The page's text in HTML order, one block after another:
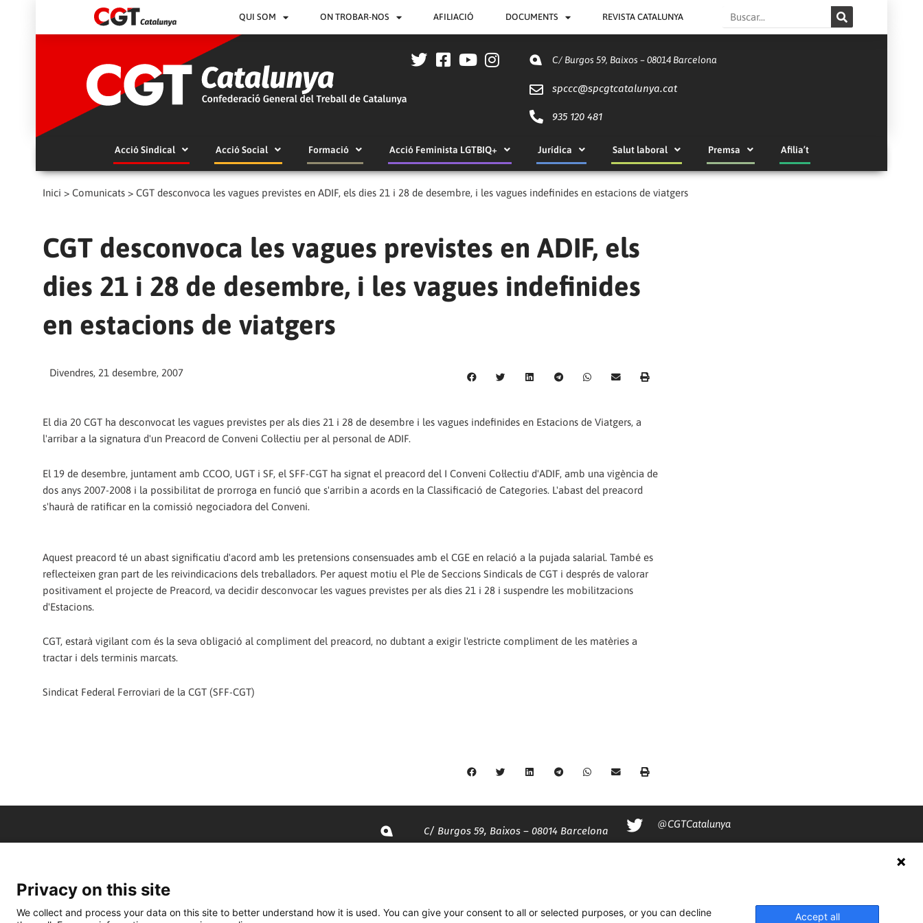
QUI SOM ON TROBAR-NOS AFILIACIÓ DOCUMENTS REVISTA CATALUNYA Search
C/ Burgos 59, Baixos – 08014 Barcelona
spccc@spcgtcatalunya.cat
935 120 481
Acció Sindical Acció Social Formació Acció Feminista LGTBIQ+ Jurídica Salut laboral Premsa Afilia’t
Inici > Comunicats > CGT desconvoca les vagues previstes en ADIF, els dies 21 i 28 de desembre, i les vagues indefinides en estacions de viatgers
CGT desconvoca les vagues previstes en ADIF, els
dies 21 i 28 de desembre, i les vagues indefinides
en estacions de viatgers
Divendres, 21 desembre, 2007
El dia 20 CGT ha desconvocat les vagues previstes per als dies 21 i 28 de desembre i les vagues indefinides en Estacions de Viatgers, a
l'arribar a la signatura d'un Preacord de Conveni Col·lectiu per al personal de ADIF.
El 19 de desembre, juntament amb CCOO, UGT i SF, el SFF-CGT ha signat el preacord del I Conveni Col·lectiu d'ADIF, amb una vigència de
dos anys 2007-2008 i la possibilitat de prorroga en funció que s'arribin a acords en la Classificació de Categories. L'abast del preacord
s'haurà de ratificar en la comissió negociadora del Conveni.
Aquest preacord té un abast significatiu d'acord amb les pretensions consensuades amb el CGE en relació a la pujada salarial. També es
reflecteixen gran part de les reivindicacions dels treballadors. Per aquest motiu el Ple de Seccions Sindicals de CGT i després de valorar
positivament el projecte de Preacord, va decidir desconvocar les vagues previstes per als dies 21 i 28 i suspendre les mobilitzacions
d'Estacions.
CGT, estarà vigilant com és la seva obligació al compliment del preacord, no dubtant a exigir l'estricte compliment de les matèries a
tractar i dels terminis marcats.
Sindicat Federal Ferroviari de la CGT (SFF-CGT)
C/ Burgos 59, Baixos – 08014 Barcelona
935 120 481
@CGTCatalunya
Privacy on this site
We collect and process your data on this site to better understand how it is used. You can give your consent to all or selected purposes, or you can decline
Accept all